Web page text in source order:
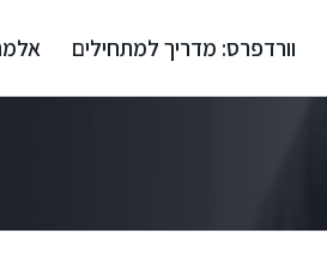
וורדפרס: מדריך למתחילים